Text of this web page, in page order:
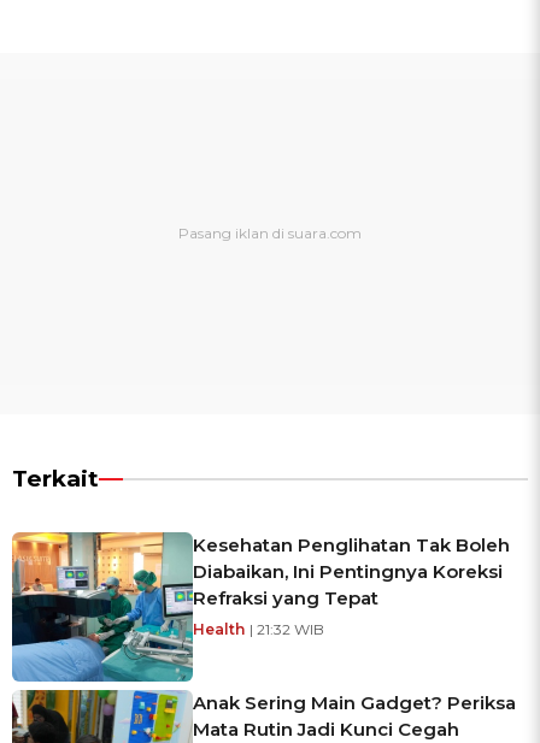
Terkait
Kesehatan Penglihatan Tak Boleh
Diabaikan, Ini Pentingnya Koreksi
Refraksi yang Tepat
Health | 21:32 WIB
Anak Sering Main Gadget? Periksa
Mata Rutin Jadi Kunci Cegah